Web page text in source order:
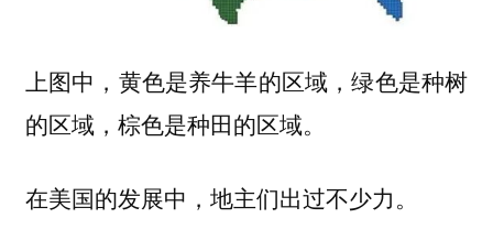
上图中，黄色是养牛羊的区域，绿色是种树
的区域，棕色是种田的区域。
在美国的发展中，地主们出过不少力。